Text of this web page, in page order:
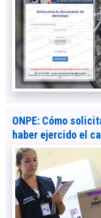
ONPE: Cómo
haber ejercido el